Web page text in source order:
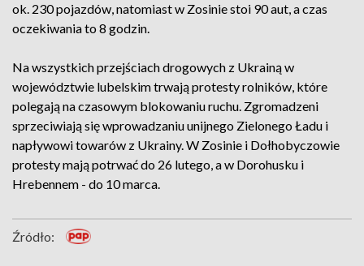
ok. 230 pojazdów, natomiast w Zosinie stoi 90 aut, a czas
oczekiwania to 8 godzin.
Na wszystkich przejściach drogowych z Ukrainą w
województwie lubelskim trwają protesty rolników, które
polegają na czasowym blokowaniu ruchu. Zgromadzeni
sprzeciwiają się wprowadzaniu unijnego Zielonego Ładu i
napływowi towarów z Ukrainy. W Zosinie i Dołhobyczowie
protesty mają potrwać do 26 lutego, a w Dorohusku i
Hrebennem - do 10 marca.
Źródło: